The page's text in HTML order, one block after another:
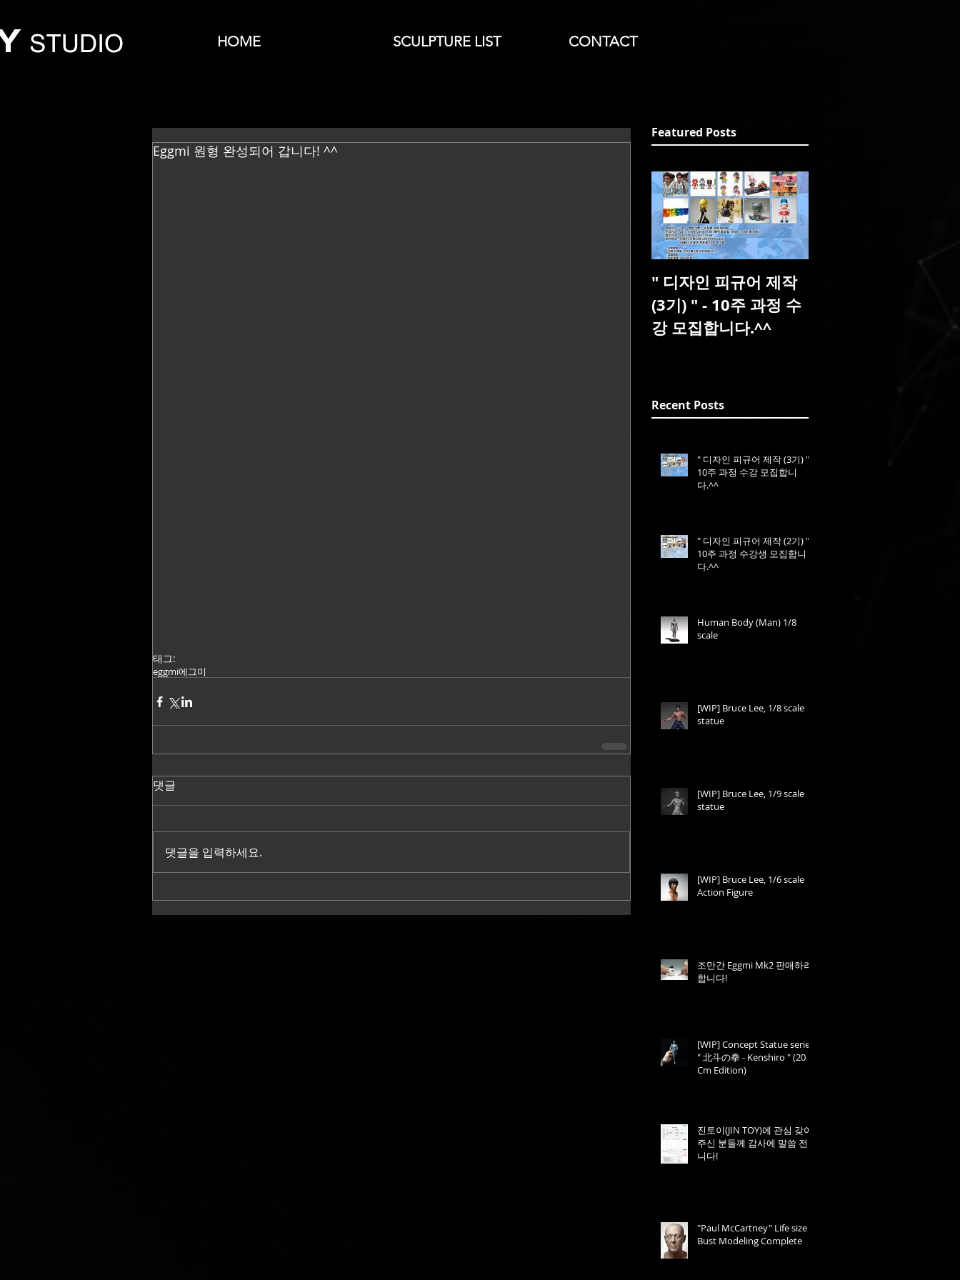
HOME SCULPTURE LIST CONTACT
Eggmi 원형 완성되어 갑니다! ^^
태그:
eggmi에그미
댓글
댓글을 입력하세요.
Featured Posts
" 디자인 피규어 제작
(3기) " - 10주 과정 수
강 모집합니다.^^
Recent Posts
" 디자인 피규어 제작 (3기) " -
10주 과정 수강 모집합니
다.^^
" 디자인 피규어 제작 (2기) " -
10주 과정 수강생 모집합니
다.^^
Human Body (Man) 1/8
scale
[WIP] Bruce Lee, 1/8 scale
statue
[WIP] Bruce Lee, 1/9 scale
statue
[WIP] Bruce Lee, 1/6 scale
Action Figure
조만간 Eggmi Mk2 판매하려
합니다!
[WIP] Concept Statue series,
" 北斗の拳 - Kenshiro " (20
Cm Edition)
진토이(JIN TOY)에 관심 갖어
주신 분들께 감사에 말씀 전합
니다!
"Paul McCartney" Life size
Bust Modeling Complete